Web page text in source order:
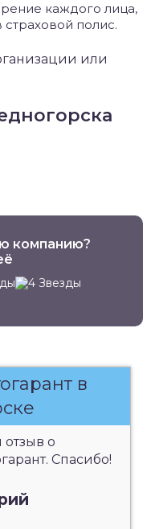
каждого лица,
полис.
или
компанию?
в
отзыв о
Спасибо!